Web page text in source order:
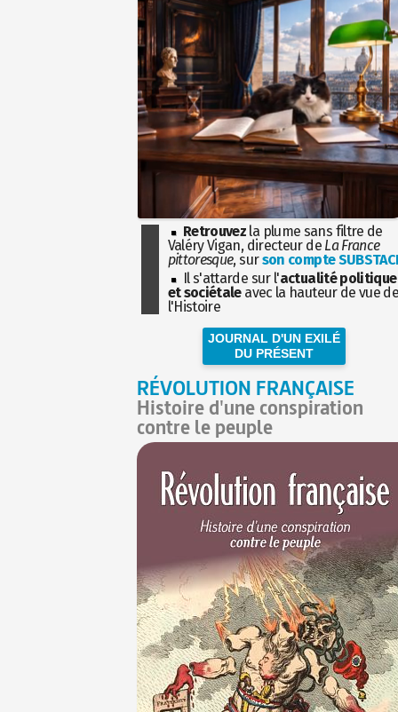
Retrouvez la plume sans filtre de
Valéry Vigan, directeur de La France
pittoresque, surson compte
Il s'attarde sur l'actualité politique
et sociétaleavec la hauteur de vue
l'Histoire
JOURNAL D'UN EXILÉ
DU PRÉSENT
RÉVOLUTION FRANÇAISE
Histoire d'une conspiration
contre le peuple